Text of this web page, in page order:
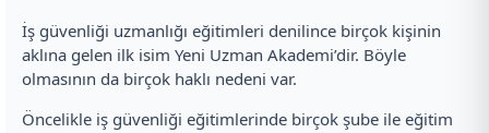
İş güvenliği uzmanlığı eğitimleri denilince birçok kişinin
aklına gelen ilk isim Yeni Uzman Akademi’dir. Böyle
olmasının da birçok haklı nedeni var.
Öncelikle iş güvenliği eğitimlerinde birçok şube ile eğitim